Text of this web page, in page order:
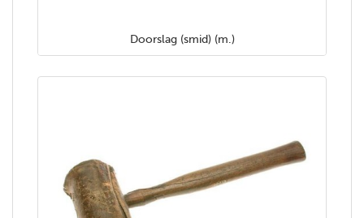
Doorslag (smid) (m.)